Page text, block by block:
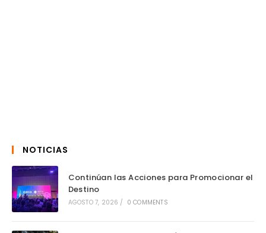
NOTICIAS
Continúan las Acciones para Promocionar el
Destino
AGOSTO 7, 2026 / 0 COMMENTS